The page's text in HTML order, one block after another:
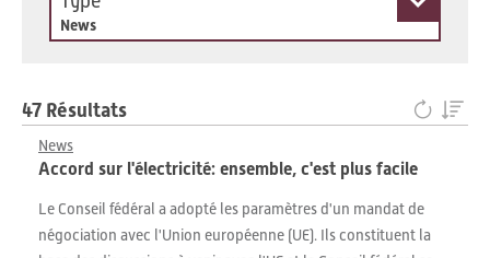
News
47 Résultats
News
Accord sur l'électricité: ensemble, c'est plus facile
Le Conseil fédéral a adopté les paramètres d'un mandat de
négociation avec l'Union européenne (UE). Ils constituent la